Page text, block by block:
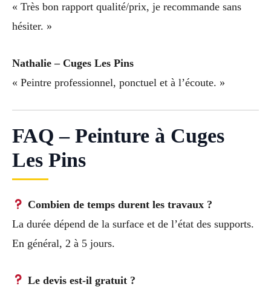
« Très bon rapport qualité/prix, je recommande sans
hésiter. »
Nathalie – Cuges Les Pins
« Peintre professionnel, ponctuel et à l’écoute. »
FAQ – Peinture à Cuges
Les Pins
Combien de temps durent les travaux ?
La durée dépend de la surface et de l’état des supports.
En général, 2 à 5 jours.
Le devis est-il gratuit ?